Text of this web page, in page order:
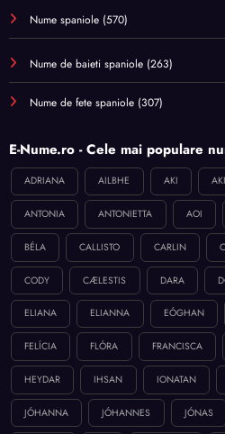
Nume spaniole (570)
Nume de baieti spaniole (263)
Nume de fete spaniole (307)
E-Nume.ro - Cele mai populare
ADRIANA AILBHE AKI
ANTONIA ANTONIETTA AOI
BÉLA CALLISTO CARLIN
CODY CÆLESTIS DARA
ELIANA ELIANNA EÓGHAN
FELÍCIA FLÓRA FRANCISCA
HEYDAR IHSAN IONATAN
JÓHANNA JÓHANNES JÓNAS